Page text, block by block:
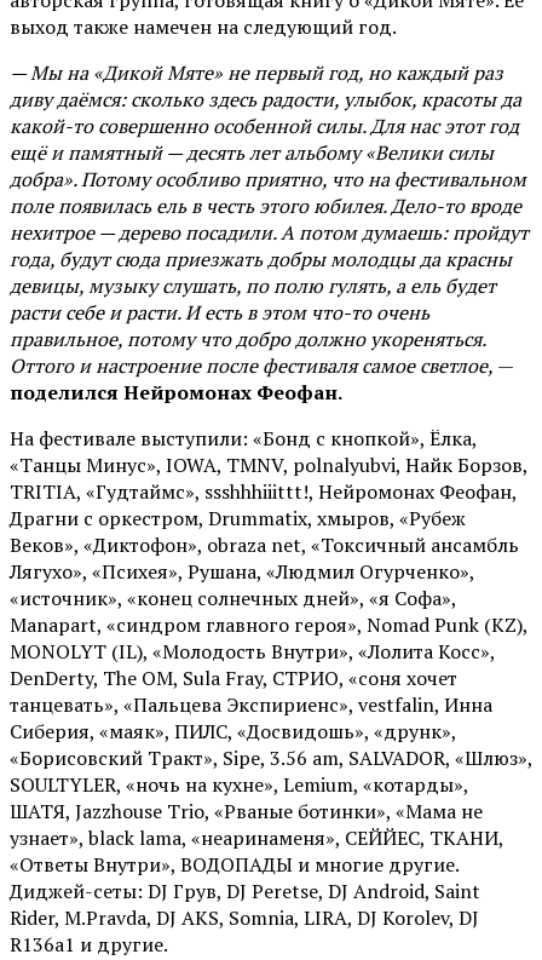
выход также намечен на следующий год.
— Мы на «Дикой Мяте» не первый год, но каждый раз
диву даёмся: сколько здесь радости, улыбок, красоты да
какой-то совершенно особенной силы. Для нас этот год
ещё и памятный — десять лет альбому «Велики силы
добра». Потому особливо приятно, что на фестивальном
поле появилась ель в честь этого юбилея. Дело-то вроде
нехитрое — дерево посадили. А потом думаешь: пройдут
года, будут сюда приезжать добры молодцы да красны
девицы, музыку слушать, по полю гулять, а ель будет
расти себе и расти. И есть в этом что-то очень
правильное, потому что добро должно укореняться.
Оттого и настроение после фестиваля самое светлое, —
поделился Нейромонах Феофан.
На фестивале выступили: «Бонд с кнопкой», Ёлка,
«Танцы Минус», IOWA, TMNV, polnalyubvi, Найк Борзов,
TRITIA, «Гудтаймс», ssshhhiiittt!, Нейромонах Феофан,
Драгни с оркестром, Drummatix, хмыров, «Рубеж
Веков», «Диктофон», obraza net, «Токсичный ансамбль
Лягухо», «Психея», Рушана, «Людмил Огурченко»,
«источник», «конец солнечных дней», «я Софа»,
Manapart, «синдром главного героя», Nomad Punk (KZ),
MONOLYT (IL), «Молодость Внутри», «Лолита Косс»,
DenDerty, The OM, Sula Fray, СТРИО, «соня хочет
танцевать», «Пальцева Экспириенс», vestfalin, Инна
Сиберия, «маяк», ПИЛС, «Досвидошь», «друнк»,
«Борисовский Тракт», Sipe, 3.56 am, SALVADOR, «Шлюз»,
SOULTYLER, «ночь на кухне», Lemium, «котарды»,
ШАТЯ, Jazzhouse Trio, «Рваные ботинки», «Мама не
узнает», black lama, «неаринаменя», СЕЙЙЕС, ТКАНИ,
«Ответы Внутри», ВОДОПАДЫ и многие другие.
Диджей-сеты: DJ Грув, DJ Peretse, DJ Android, Saint
Rider, М.Pravda, DJ AKS, Somnia, LIRA, DJ Korolev, DJ
R136a1 и другие.